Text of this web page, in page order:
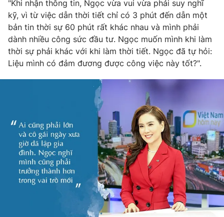
"Khi nhận thông tin, Ngọc vừa vui vừa phải suy nghĩ
kỹ, vì từ việc dẫn thời tiết chỉ có 3 phút đến dẫn một
bản tin thời sự 60 phút rất khác nhau và mình phải
dành nhiều công sức đầu tư. Ngọc muốn mình khi làm
thời sự phải khác với khi làm thời tiết. Ngọc đã tự hỏi:
Liệu mình có đảm đương được công việc này tốt?".